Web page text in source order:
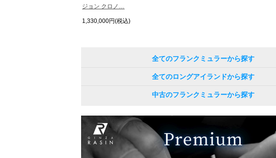
ジョン クロノ…
1,330,000円(税込)
全てのフランクミュラーから探す
全てのロングアイランドから探す
中古のフランクミュラーから探す